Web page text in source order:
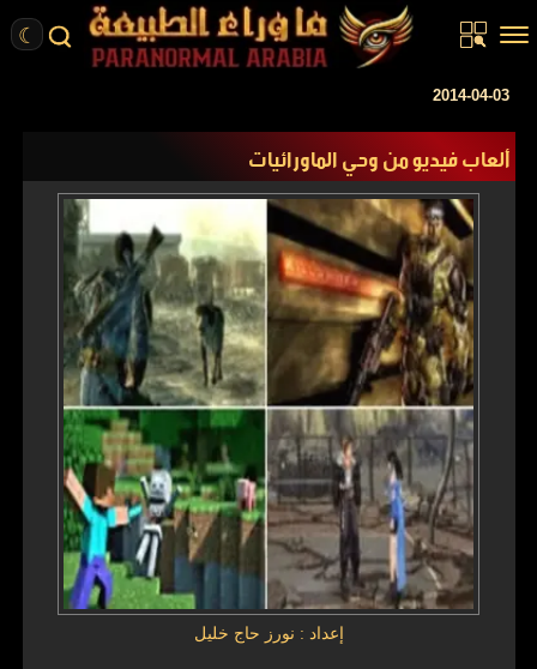
☾
الرئيسية
مقالات
قصص واقعية
تحقيقات
ركن الخيال
عن الموقع
ENGLISH
2014-04-03
ألعاب فيديو من وحي الماورائيات
إعداد : نورز حاج خليل